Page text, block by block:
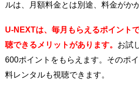
ルは、月額料金とは別途、料金がか
U-NEXTは、毎月もらえるポイント
聴できるメリットがあります。 お試
600ポイントをもらえます。そのポ
料レンタルも視聴できます。